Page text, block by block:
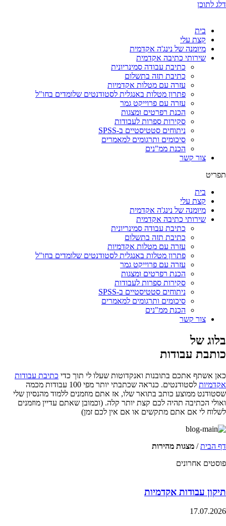
דלג לתוכן
בית
קצת עלי
מיומנה של נינג'ה אקדמית
שירותי כתיבה אקדמית
כתיבת עבודה סמינריונית
כתיבת תזה בתשלום
עזרה עם מטלות אקדמיות
פתרון מטלות באנגלית לסטודנטים שלומדים בחו"ל
עזרה עם פרוייקט גמר
הכנת רפרטים ומצגות
סקירות ספרות לעבודות
ניתוחים סטטיסטיים ב-SPSS
סיכומים ותרגומים למאמרים
הכנת ממ"נים
צור קשר
תפריט
בית
קצת עלי
מיומנה של נינג'ה אקדמית
שירותי כתיבה אקדמית
כתיבת עבודה סמינריונית
כתיבת תזה בתשלום
עזרה עם מטלות אקדמיות
פתרון מטלות באנגלית לסטודנטים שלומדים בחו"ל
עזרה עם פרוייקט גמר
הכנת רפרטים ומצגות
סקירות ספרות לעבודות
ניתוחים סטטיסטיים ב-SPSS
סיכומים ותרגומים למאמרים
הכנת ממ"נים
צור קשר
בלוג של
כותבת עבודות
כאן אשתף אתכם בתובנות ואנקדוטות שעלו לי תוך כדי כתיבת עבודות
אקדמיות
לסטודנטים. כנראה שכתבתי יותר מפי 100 עבודות מכמה
שסטודנט ממוצע כותב בתואר שלו, אז אתם מוזמנים ללמוד מהנסיון שלי
ואולי הכתיבה תהיה לכם קצת יותר קלה. (וכמובן שאתם עדיין מוזמנים
לשלוח לי אם אתם מתקשים או אם אין לכם זמן)
דף הבית/ מצגות מהירות
פוסטים אחרונים
תיקון עבודות אקדמיות
17.07.2026